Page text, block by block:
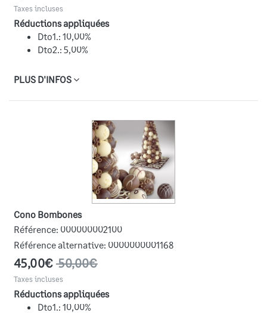
Taxes incluses
Réductions appliquées
Dto1.: 10,00%
Dto2.: 5,00%
PLUS D'INFOS
Cono Bombones
Référence: 000000002100
Référence alternative: 0000000001168
45,00€ 50,00€
Taxes incluses
Réductions appliquées
Dto1.: 10,00%